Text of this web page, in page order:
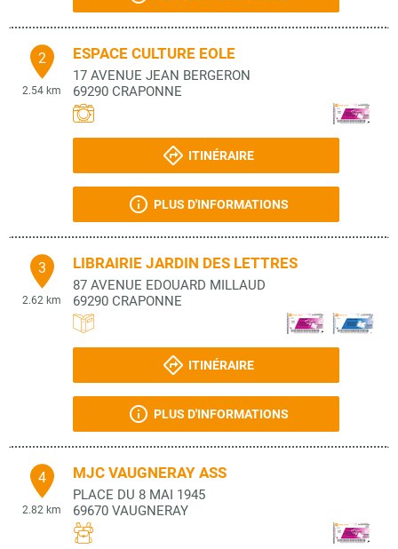
2
2.54 km
ESPACE CULTURE EOLE
17 AVENUE JEAN BERGERON
69290 CRAPONNE
ITINÉRAIRE
PLUS D'INFORMATIONS
3
2.62 km
LIBRAIRIE JARDIN DES LETTRES
87 AVENUE EDOUARD MILLAUD
69290 CRAPONNE
ITINÉRAIRE
PLUS D'INFORMATIONS
4
2.82 km
MJC VAUGNERAY ASS
PLACE DU 8 MAI 1945
69670 VAUGNERAY